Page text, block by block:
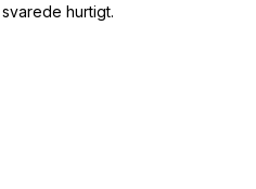
hurtigt.